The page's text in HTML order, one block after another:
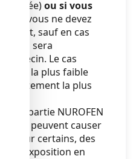
ou si vous
, vous ne devez
sauf en cas
ci sera
médecin. Le cas
être la plus faible
traitement la plus
fait partie NUROFEN
peuvent causer
et pour certains, des
une exposition en